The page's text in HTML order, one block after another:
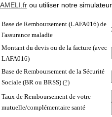
AMELI.fr ou utiliser notre
Base de Remboursement (LAFA016) de
l'assurance maladie
Montant du devis ou de la facture (avec
LAFA016)
Base de Remboursement de la Sécurité
Sociale (BR ou BRSS) (?)
Taux de Remboursement de votre
mutuelle/complémentaire santé